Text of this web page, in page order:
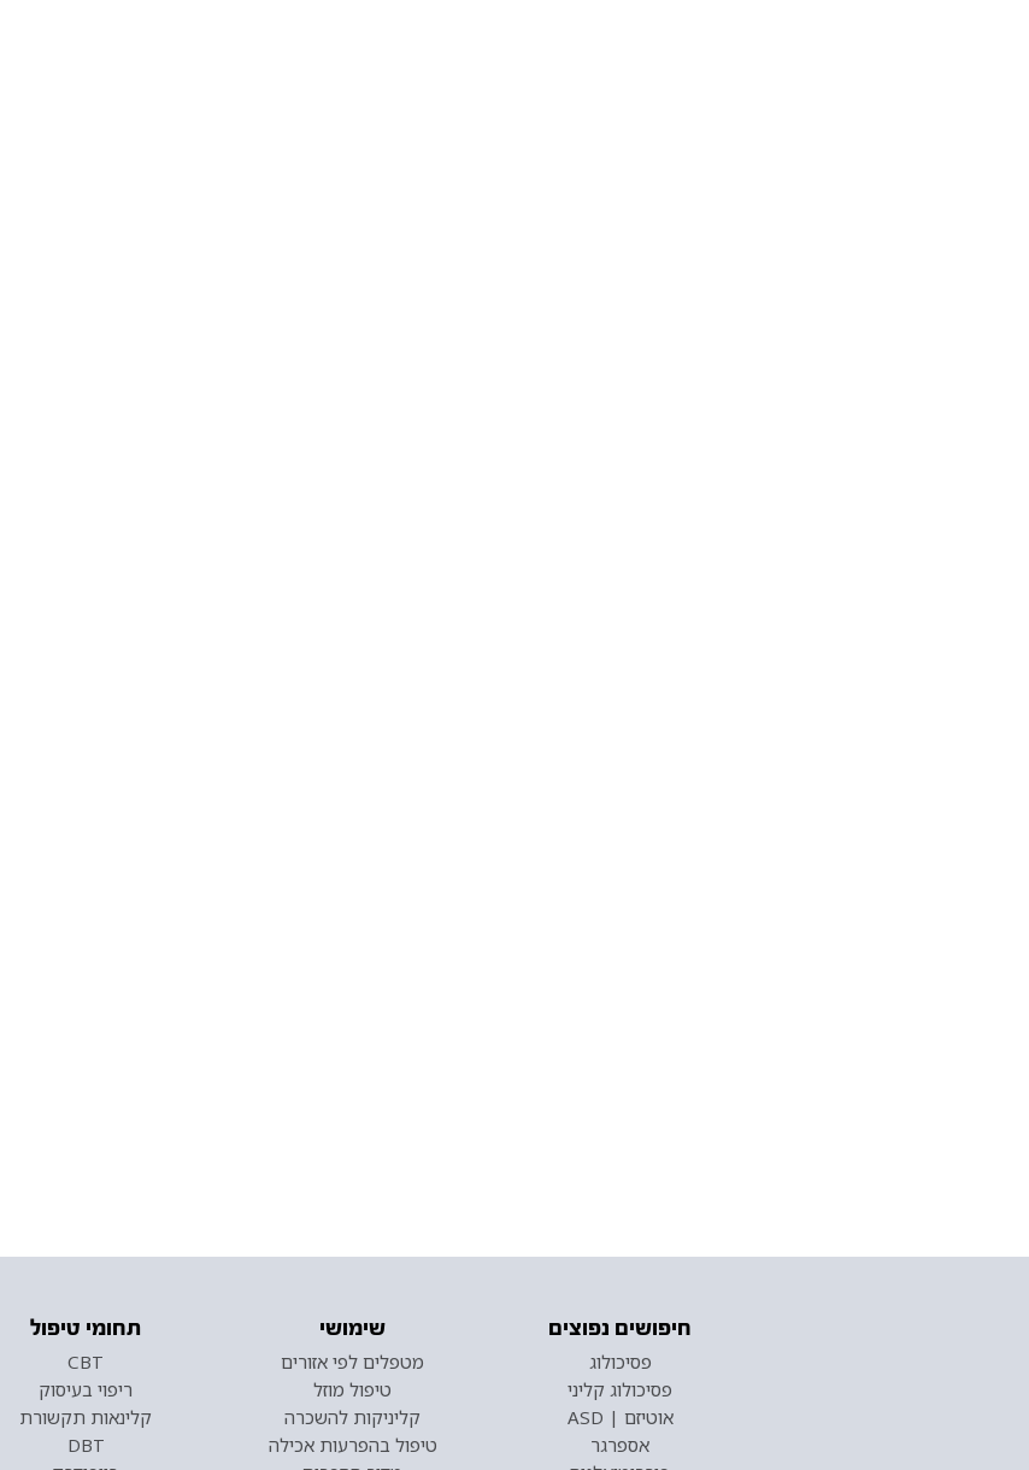
חיפושים נפוצים
פסיכולוג
פסיכולוג קליני
אוטיזם | ASD
אספרגר
שימושי
מטפלים לפי אזורים
טיפול מוזל
קליניקות להשכרה
טיפול בהפרעות אכילה
תחומי טיפול
CBT
ריפוי בעיסוק
קלינאות תקשורת
DBT